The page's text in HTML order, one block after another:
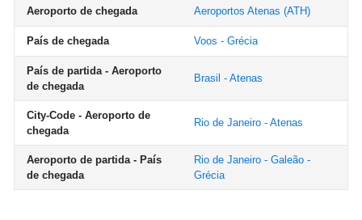
Aeroporto de chegada Aeroportos Atenas (ATH)
País de chegada Voos - Grécia
País de partida - Aeroporto
de chegada
Brasil - Atenas
City-Code - Aeroporto de
chegada
Rio de Janeiro - Atenas
Aeroporto de partida - País
de chegada
Rio de Janeiro - Galeão -
Grécia